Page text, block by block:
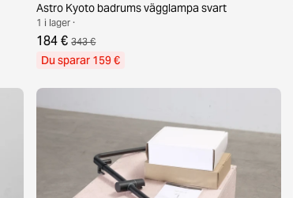
Astro Kyoto badrums vägglampa svart
1 i lager ·
184 € 343 €
Du sparar 159 €